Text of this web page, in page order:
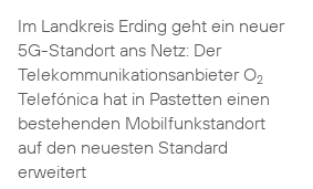
Im Landkreis Erding geht ein neuer
5G-Standort ans Netz: Der
Telekommunikationsanbieter O2
Telefónica hat in Pastetten einen
bestehenden Mobilfunkstandort
auf den neuesten Standard
erweitert